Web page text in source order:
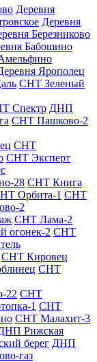
Деревня
Деревня
Березниково
Бабошино
Ярополец
СНТ Зеленый
Спектр ДНП
СНТ Пашково-2
СНТ
СНТ Эксперт
28 СНТ Книга
Орбита-1 СНТ
2
СНТ Лама-2
огонек-2 СНТ
СНТ Кировец
СНТ
22 СНТ
1 СНТ
СНТ Малахит-3
Рижская
берег ДНП
газ